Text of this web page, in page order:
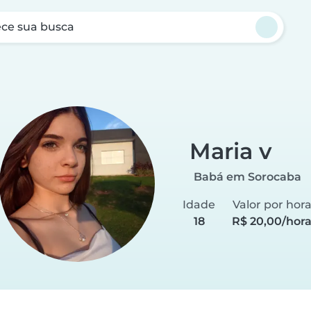
sua busca
Maria v
Babá em Sorocaba
Idade
18
Valor por hora
R$ 20,00/hora